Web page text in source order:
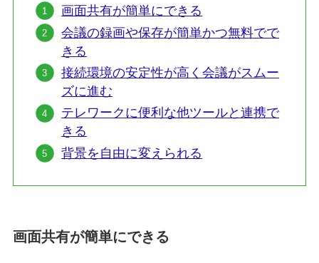
画面共有が簡単にできる
会議の録画や保存が簡単かつ無料でで
きる
接続環境の安定性が高く会議がスムー
ズに進む
テレワークに便利な他ツールと連携で
きる
背景を自由に変えられる
画面共有が簡単にできる